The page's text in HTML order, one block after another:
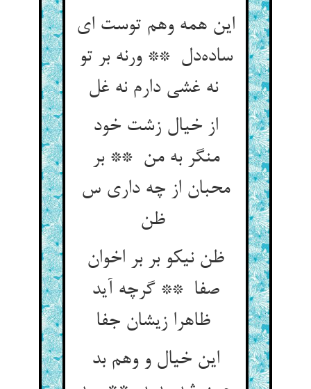
این همه وهم توست ای
ساده‌دل ** ورنه بر تو
نه غشی دارم نه غل
از خیال زشت خود
منگر به من ** بر
محبان از چه داری س
ظن نیکو بر بر اخوان
صفا ** گرچه آید
ظاهرا زیشان جفا
این خیال و وهم بد